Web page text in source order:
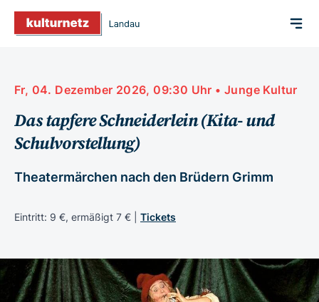
Fr, 04. Dezember 2026, 09:30 Uhr • Junge Kultur
Das tapfere Schneiderlein (Kita- und
Schulvorstellung)
Theatermärchen nach den Brüdern Grimm
Eintritt: 9 €, ermäßigt 7 € | Tickets